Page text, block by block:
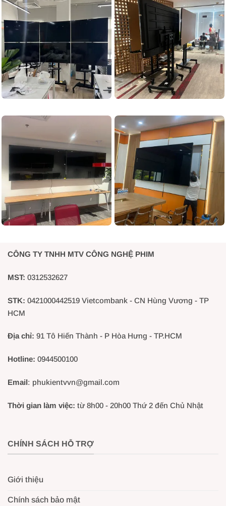
CÔNG TY TNHH MTV CÔNG NGHỆ PHIM
MST: 0312532627
STK: 0421000442519 Vietcombank - CN Hùng Vương - TP
HCM
Địa chỉ: 91 Tô Hiến Thành - P Hòa Hưng - TP.HCM
Hotline: 0944500100
Email: phukientvvn@gmail.com
Thời gian làm việc: từ 8h00 - 20h00 Thứ 2 đến Chủ Nhật
CHÍNH SÁCH HỖ TRỢ
Giới thiệu
Chính sách bảo mật